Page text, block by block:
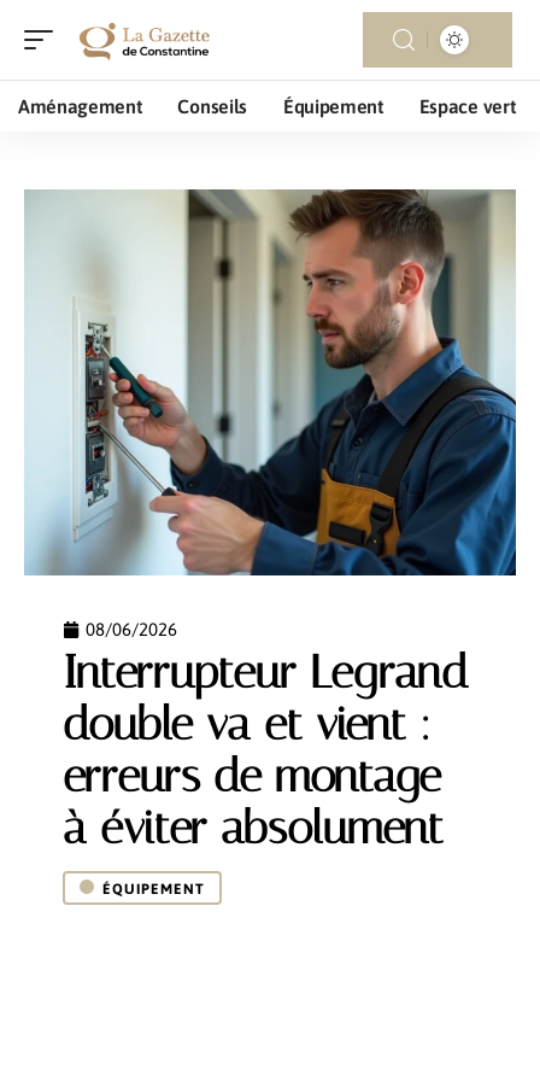
Aménagement Conseils Équipement Espace vert
08/06/2026
Interrupteur Legrand
double va et vient :
erreurs de montage
à éviter absolument
ÉQUIPEMENT